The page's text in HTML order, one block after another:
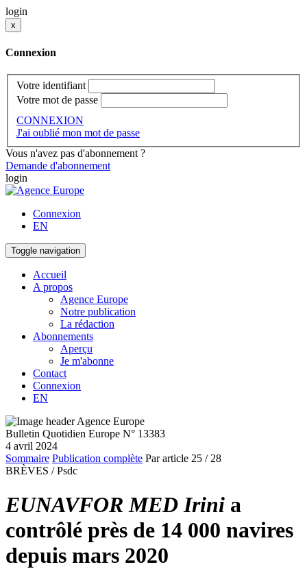
login
x
Connexion
Votre identifiant
Votre mot de passe
CONNEXION
J'ai oublié mon mot de passe
Vous n'avez pas d'abonnement ?
Demande d'abonnement
login
Connexion
EN
Toggle navigation
Accueil
A propos
Agence Europe
Notre publication
La rédaction
Abonnements
Aperçu
Je m'abonne
Contact
Connexion
EN
Bulletin Quotidien Europe N° 13383
4 avril 2024
Sommaire Publication complète Par article 25 / 28
BRÈVES / Psdc
EUNAVFOR MED Irini a
contrôlé près de 14 000 navires
depuis mars 2020